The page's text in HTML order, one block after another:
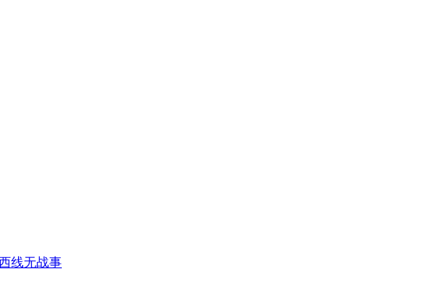
线无战事